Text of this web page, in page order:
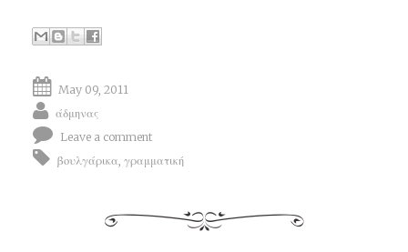
May 09, 2011
άδμηνας
Leave a comment
βουλγάρικα, γραμματική